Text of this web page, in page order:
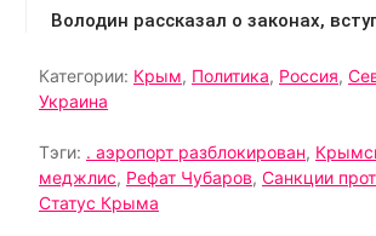
Категории: Крым, Политика, Россия,
Украина
Тэги: . аэропорт разблокирован,
меджлис, Рефат Чубаров, Санкции
Статус Крыма